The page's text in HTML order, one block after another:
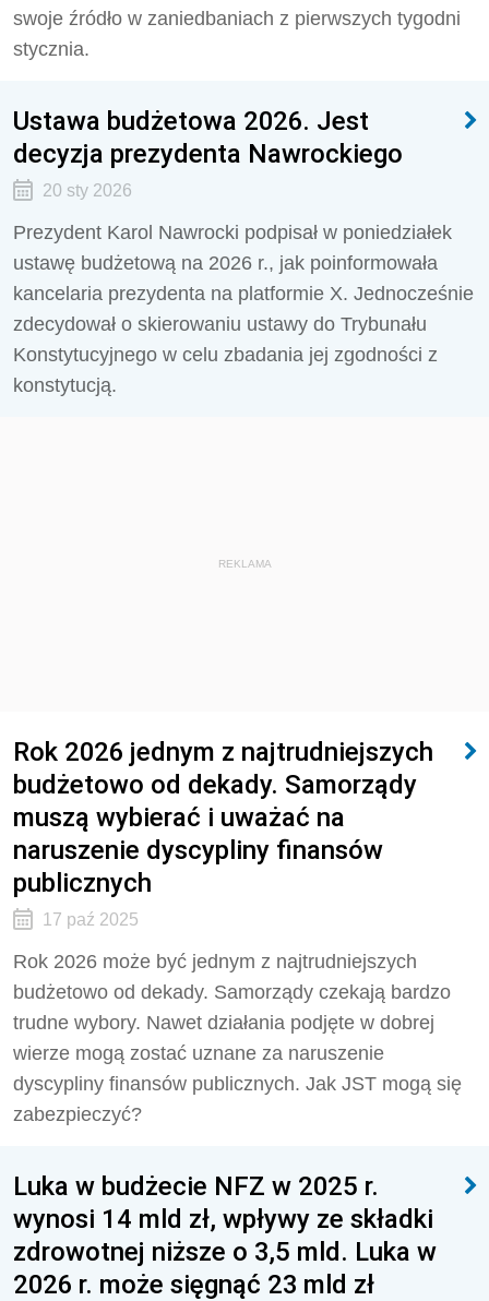
swoje źródło w zaniedbaniach z pierwszych tygodni
stycznia.
Ustawa budżetowa 2026. Jest
decyzja prezydenta Nawrockiego
20 sty 2026
Prezydent Karol Nawrocki podpisał w poniedziałek
ustawę budżetową na 2026 r., jak poinformowała
kancelaria prezydenta na platformie X. Jednocześnie
zdecydował o skierowaniu ustawy do Trybunału
Konstytucyjnego w celu zbadania jej zgodności z
konstytucją.
REKLAMA
Rok 2026 jednym z najtrudniejszych
budżetowo od dekady. Samorządy
muszą wybierać i uważać na
naruszenie dyscypliny finansów
publicznych
17 paź 2025
Rok 2026 może być jednym z najtrudniejszych
budżetowo od dekady. Samorządy czekają bardzo
trudne wybory. Nawet działania podjęte w dobrej
wierze mogą zostać uznane za naruszenie
dyscypliny finansów publicznych. Jak JST mogą się
zabezpieczyć?
Luka w budżecie NFZ w 2025 r.
wynosi 14 mld zł, wpływy ze składki
zdrowotnej niższe o 3,5 mld. Luka w
2026 r. może sięgnąć 23 mld zł